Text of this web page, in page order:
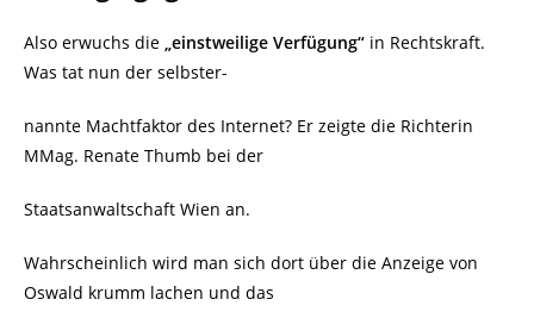
Also erwuchs die „einstweilige Verfügung“ in Rechtskraft.
Was tat nun der selbster-
nannte Machtfaktor des Internet? Er zeigte die Richterin
MMag. Renate Thumb bei der
Staatsanwaltschaft Wien an.
Wahrscheinlich wird man sich dort über die Anzeige von
Oswald krumm lachen und das